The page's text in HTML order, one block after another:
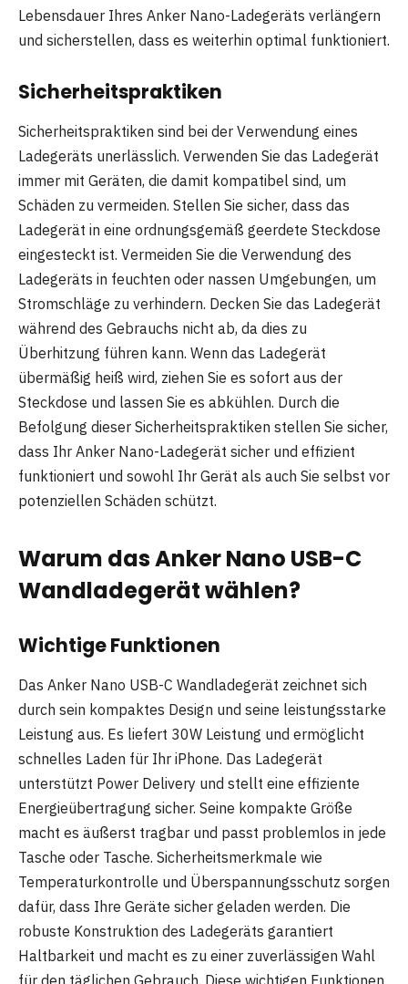
Lebensdauer Ihres Anker Nano-Ladegeräts verlängern
und sicherstellen, dass es weiterhin optimal funktioniert.
Sicherheitspraktiken
Sicherheitspraktiken sind bei der Verwendung eines
Ladegeräts unerlässlich. Verwenden Sie das Ladegerät
immer mit Geräten, die damit kompatibel sind, um
Schäden zu vermeiden. Stellen Sie sicher, dass das
Ladegerät in eine ordnungsgemäß geerdete Steckdose
eingesteckt ist. Vermeiden Sie die Verwendung des
Ladegeräts in feuchten oder nassen Umgebungen, um
Stromschläge zu verhindern. Decken Sie das Ladegerät
während des Gebrauchs nicht ab, da dies zu
Überhitzung führen kann. Wenn das Ladegerät
übermäßig heiß wird, ziehen Sie es sofort aus der
Steckdose und lassen Sie es abkühlen. Durch die
Befolgung dieser Sicherheitspraktiken stellen Sie sicher,
dass Ihr Anker Nano-Ladegerät sicher und effizient
funktioniert und sowohl Ihr Gerät als auch Sie selbst vor
potenziellen Schäden schützt.
Warum das Anker Nano USB-C
Wandladegerät wählen?
Wichtige Funktionen
Das Anker Nano USB-C Wandladegerät zeichnet sich
durch sein kompaktes Design und seine leistungsstarke
Leistung aus. Es liefert 30W Leistung und ermöglicht
schnelles Laden für Ihr iPhone. Das Ladegerät
unterstützt Power Delivery und stellt eine effiziente
Energieübertragung sicher. Seine kompakte Größe
macht es äußerst tragbar und passt problemlos in jede
Tasche oder Tasche. Sicherheitsmerkmale wie
Temperaturkontrolle und Überspannungsschutz sorgen
dafür, dass Ihre Geräte sicher geladen werden. Die
robuste Konstruktion des Ladegeräts garantiert
Haltbarkeit und macht es zu einer zuverlässigen Wahl